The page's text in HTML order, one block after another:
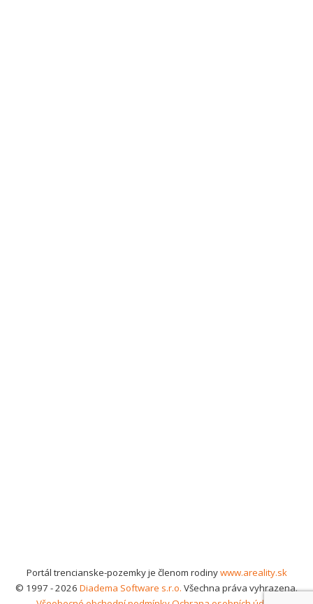
Portál trencianske-pozemky je členom rodinywww.areality.sk
© 1997 - 2026 Diadema Software s.r.o. Všechna práva vyhrazena.